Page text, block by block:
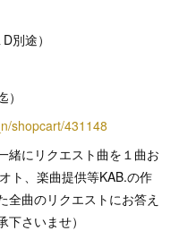
別途）
shopcart/431148
緒にリクエスト曲を１曲お
ト、楽曲提供等KAB.の作
全曲のリクエストにお答え
さいませ）